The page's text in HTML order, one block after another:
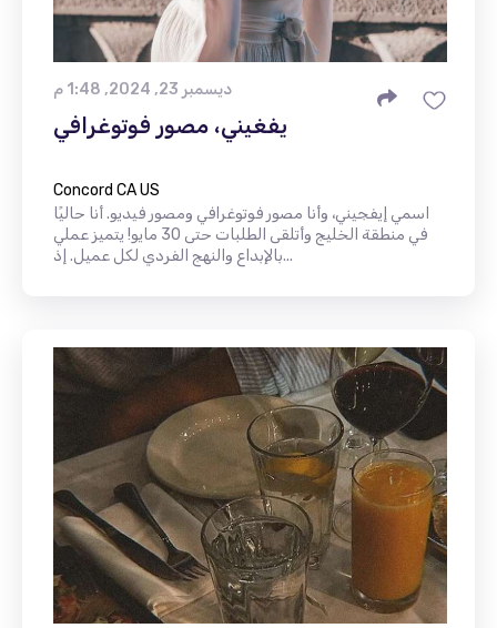
ديسمبر 23, 2024, 1:48 م
يفغيني، مصور فوتوغرافي
Concord CA US
اسمي إيفجيني، وأنا مصور فوتوغرافي ومصور فيديو. أنا حاليًا
في منطقة الخليج وأتلقى الطلبات حتى 30 مايو! يتميز عملي
بالإبداع والنهج الفردي لكل عميل. إذ...